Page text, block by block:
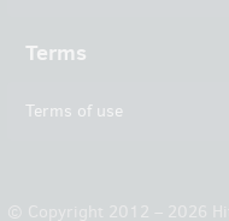
Terms
Terms of use